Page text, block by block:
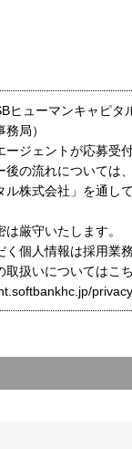
ヒューマンキャピタ
局）
ジェントが応募受
の流れについては
ル株式会社」を通し
厳守いたします。
個人情報は採用業
扱いについてはこ